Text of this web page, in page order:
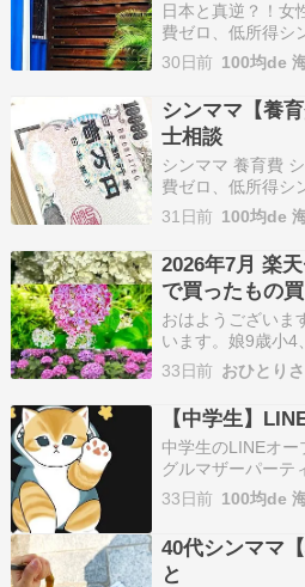
日本と真逆？！女
費ゼロ、低所得シ
請求レポ続き！！
屓ほんまヤバイ
ンママ【養育費】
ンママ 養育費 シ
ゼロ、…
30日前 100均de
シンママ【養
士相談
シンママ 養育費
費ゼロ、低所得シ
です！やさぐれ中
ったり、『最悪…
乳ガン？』最悪…​
ン？ 40代シング
レ…
31日前 100均de
2026年7月 楽
で買ったもの
おはようございま
います。娘9歳小4
という間に７月！
んと今年があと半
うちに夏休みが始
っと、毎日のお弁
た。。4年生にな…
33日前 おひとり
【中学生】
中学生のLINEオ
グルマザーパー
生のLINEとの付
娘、中学生からは
んだけど…知らな
つに入ってて、私
33日前 100均de
40代シンママ
と